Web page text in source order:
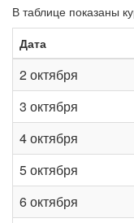
В таблице показаны
Дата
2 октября
3 октября
4 октября
5 октября
6 октября